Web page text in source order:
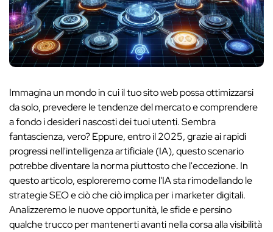
Immagina un mondo in cui il tuo sito web possa ottimizzarsi
da solo, prevedere le tendenze del mercato e comprendere
a fondo i desideri nascosti dei tuoi utenti. Sembra
fantascienza, vero? Eppure, entro il 2025, grazie ai rapidi
progressi nell'intelligenza artificiale (IA), questo scenario
potrebbe diventare la norma piuttosto che l'eccezione. In
questo articolo, esploreremo come l'IA sta rimodellando le
strategie SEO e ciò che ciò implica per i marketer digitali.
Analizzeremo le nuove opportunità, le sfide e persino
qualche trucco per mantenerti avanti nella corsa alla visibilità